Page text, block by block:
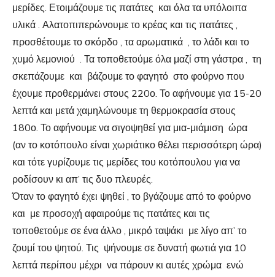
μερίδες. Ετοιμάζουμε τις πατάτες και όλα τα υπόλοιπα
υλικά . Αλατοπιπερώνουμε το κρέας και τις πατάτες ,
προσθέτουμε το σκόρδο , τα αρωματικά , το λάδι και το
χυμό λεμονιού . Τα τοποθετούμε όλα μαζί στη γάστρα , τη
σκεπάζουμε και βάζουμε το φαγητό στο φούρνο που
έχουμε προθερμάνει στους 220ο. Το αφήνουμε για 15-20
λεπτά και μετά χαμηλώνουμε τη θερμοκρασία στους
180ο. Το αφήνουμε να σιγοψηθεί για μια-μιάμιση ώρα
(αν το κοτόπουλο είναι χωριάτικο θέλει περισσότερη ώρα)
και τότε γυρίζουμε τις μερίδες του κοτόπουλου για να
ροδίσουν κι απ’ τις δυο πλευρές.
Όταν το φαγητό έχει ψηθεί , το βγάζουμε από το φούρνο
και με προσοχή αφαιρούμε τις πατάτες και τις
τοποθετούμε σε ένα άλλο , μικρό ταψάκι με λίγο απ’ το
ζουμί του ψητού. Τις ψήνουμε σε δυνατή φωτιά για 10
λεπτά περίπου μέχρι να πάρουν κι αυτές χρώμα ενώ